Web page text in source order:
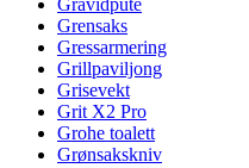
Gravidpute
Grensaks
Gressarmering
Grillpaviljong
Grisevekt
Grit X2 Pro
Grohe toalett
Grønsakskniv